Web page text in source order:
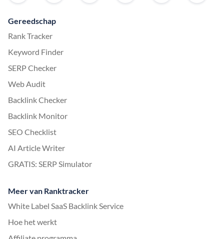
Gereedschap
Rank Tracker
Keyword Finder
SERP Checker
Web Audit
Backlink Checker
Backlink Monitor
SEO Checklist
AI Article Writer
GRATIS: SERP Simulator
Meer van Ranktracker
White Label SaaS Backlink Service
Hoe het werkt